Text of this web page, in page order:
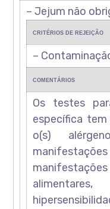
– Jejum não
CRITÉRIOS DE REJEIÇÃO
–
COMENTÁRIOS
Os testes
específica
o(s)